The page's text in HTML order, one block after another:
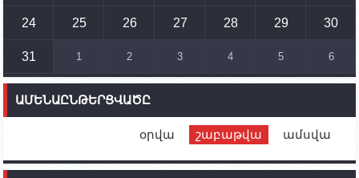
տեղակայված հայկական դիրքերի անձնակազմի
համար սնունդ տեղափոխող մեքենայի
ունեն. կիպրոսցի խորհրդարանականը՝ Ալեն
Ֆրանսիայի ԱԳ նախարարը կայցելի Հայաստան
24 25 26 27 28 29 30
31 1 2 3 4 5 6
ԱՄԵՆԱԸՆԹԵՐՑՎԱԾԸ
օրվա շաբաթվա ամսվա